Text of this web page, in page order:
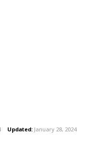
Updated: January 28, 2024